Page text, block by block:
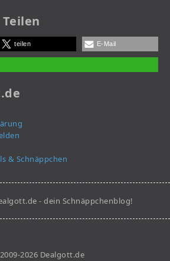
teilen E-Mail
& Schnäppchen
- dein Schnäppchenblog!
2026 Dealgott.de